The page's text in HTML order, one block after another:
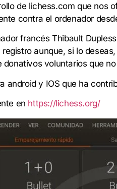
de lichess.com que nos
contra el ordenador
francés Thibault
aunque, si lo
voluntarios que
android y IOS que ha
en https://lichess.org/